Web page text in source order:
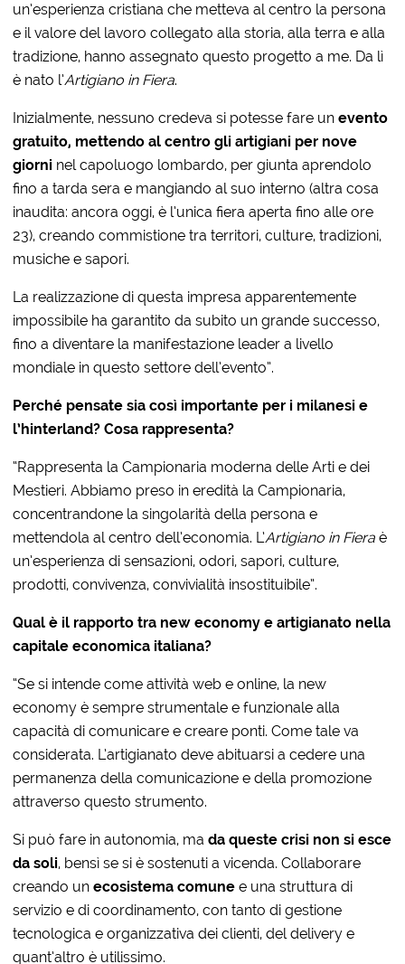
un’esperienza cristiana che metteva al centro la persona
e il valore del lavoro collegato alla storia, alla terra e alla
tradizione, hanno assegnato questo progetto a me. Da lì
è nato l’Artigiano in Fiera.
Inizialmente, nessuno credeva si potesse fare unevento
gratuito, mettendo al centro gli artigiani per nove
giorni nel capoluogo lombardo, per giunta aprendolo
fino a tarda sera e mangiando al suo interno (altra cosa
inaudita: ancora oggi, è l’unica fiera aperta fino alle ore
23), creando commistione tra territori, culture, tradizioni,
musiche e sapori.
La realizzazione di questa impresa apparentemente
impossibile ha garantito da subito un grande successo,
fino a diventare la manifestazione leader a livello
mondiale in questo settore dell’evento”.
Perché pensate sia così importante per i milanesi e
l’hinterland? Cosa rappresenta?
“Rappresenta la Campionaria moderna delle Arti e dei
Mestieri. Abbiamo preso in eredità la Campionaria,
concentrandone la singolarità della persona e
mettendola al centro dell’economia. L’Artigiano in Fieraè
un’esperienza di sensazioni, odori, sapori, culture,
prodotti, convivenza, convivialità insostituibile”.
Qual è il rapporto tra new economy e artigianato nella
capitale economica italiana?
“Se si intende come attività web e online, la new
economy è sempre strumentale e funzionale alla
capacità di comunicare e creare ponti. Come tale va
considerata. L’artigianato deve abituarsi a cedere una
permanenza della comunicazione e della promozione
attraverso questo strumento.
Si può fare in autonomia, mada queste crisi non si esce
da soli, bensì se si è sostenuti a vicenda. Collaborare
creando unecosistema comune e una struttura di
servizio e di coordinamento, con tanto di gestione
tecnologica e organizzativa dei clienti, del delivery e
quant’altro è utilissimo.